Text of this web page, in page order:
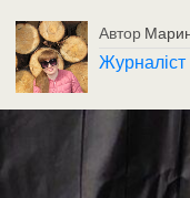
Автор
Журналіст